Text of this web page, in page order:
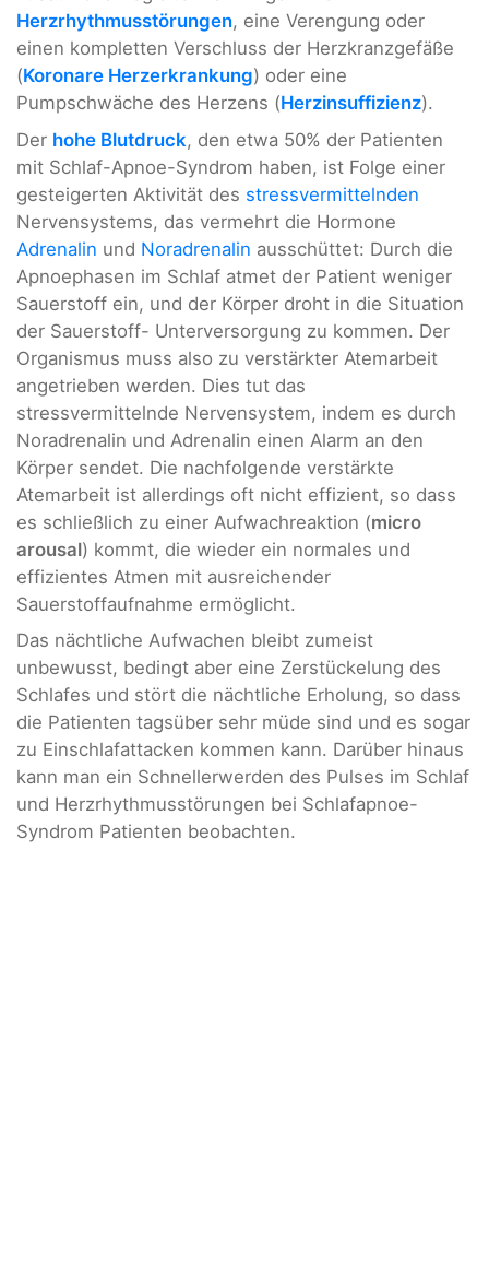
Herzrhythmusstörungen, eine Verengung oder
einen kompletten Verschluss der Herzkranzgefäße
(Koronare Herzerkrankung) oder eine
Pumpschwäche des Herzens (Herzinsuffizienz).
Der hohe Blutdruck, den etwa 50% der Patienten
mit Schlaf-Apnoe-Syndrom haben, ist Folge einer
gesteigerten Aktivität des stressvermittelnden
Nervensystems, das vermehrt die Hormone
Adrenalin und Noradrenalin ausschüttet: Durch die
Apnoephasen im Schlaf atmet der Patient weniger
Sauerstoff ein, und der Körper droht in die Situation
der Sauerstoff- Unterversorgung zu kommen. Der
Organismus muss also zu verstärkter Atemarbeit
angetrieben werden. Dies tut das
stressvermittelnde Nervensystem, indem es durch
Noradrenalin und Adrenalin einen Alarm an den
Körper sendet. Die nachfolgende verstärkte
Atemarbeit ist allerdings oft nicht effizient, so dass
es schließlich zu einer Aufwachreaktion (micro
arousal) kommt, die wieder ein normales und
effizientes Atmen mit ausreichender
Sauerstoffaufnahme ermöglicht.
Das nächtliche Aufwachen bleibt zumeist
unbewusst, bedingt aber eine Zerstückelung des
Schlafes und stört die nächtliche Erholung, so dass
die Patienten tagsüber sehr müde sind und es sogar
zu Einschlafattacken kommen kann. Darüber hinaus
kann man ein Schnellerwerden des Pulses im Schlaf
und Herzrhythmusstörungen bei Schlafapnoe-
Syndrom Patienten beobachten.